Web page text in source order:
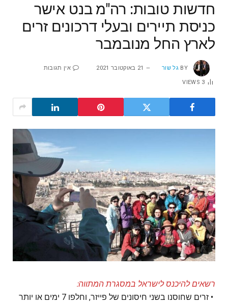
חדשות טובות: רה"מ בנט אישר
כניסת תיירים ובעלי דרכונים זרים
לארץ החל מנובמבר
BY גל שור 21 באוקטובר 2021 אין תגובות
3
VIEWS
רשאים להיכנס לישראל במסגרת המתווה:
• זרים שחוסנו בשני חיסונים של פייזר, וחלפו 7 ימים או יותר